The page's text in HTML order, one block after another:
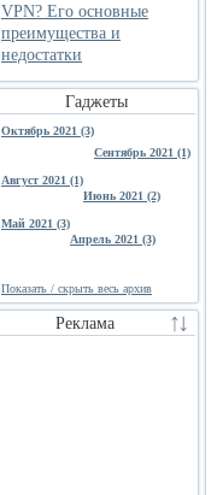
VPN? Его основные
преимущества и
недостатки
Гаджеты
Октябрь 2021 (3)
Сентябрь 2021 (1)
Август 2021 (1)
Июнь 2021 (2)
Май 2021 (3)
Апрель 2021 (3)
Показать / скрыть весь архив
Реклама